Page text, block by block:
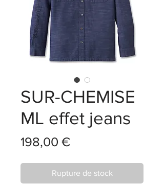
SUR-CHEMISE
ML effet jeans
198,00 €Prix
Rupture de stock